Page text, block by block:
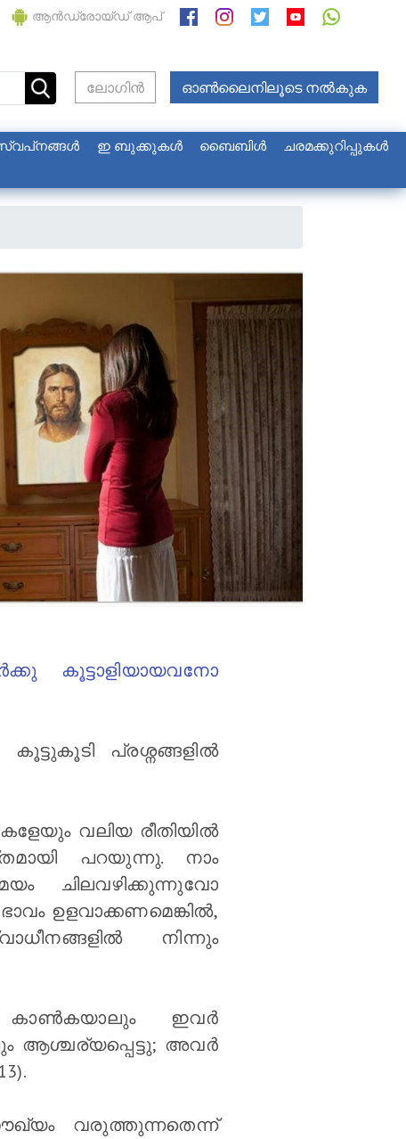
ആന്‍ഡ്രോയ്ഡ് ആപ്
ലോഗിൻ ഓണ്‍ലൈനിലൂടെ നല്‍കുക
ഇ ബുക്കുകള്‍ ബൈബിൾ
ചരമക്കുറിപ്പുകള്‍
കൂട്ടാളിയായവനോ
പ്രശ്നങ്ങളില്‍
വലിയ രീതിയില്‍
പറയുന്നു. നാം
ചിലവഴിക്കുന്നുവോ
ഉളവാക്കണമെങ്കില്‍,
നിന്നും
ഇവർ
ആശ്ചര്യപ്പെട്ടു; അവർ
വരുത്തുന്നതെന്ന്